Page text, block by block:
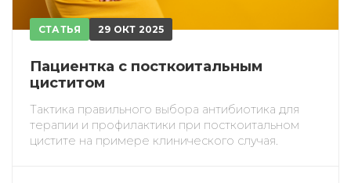
СТАТЬЯ 29 ОКТ 2025
Пациентка с посткоитальным
циститом
Тактика правильного выбора антибиотика для
терапии и профилактики при посткоитальном
цистите на примере клинического случая.